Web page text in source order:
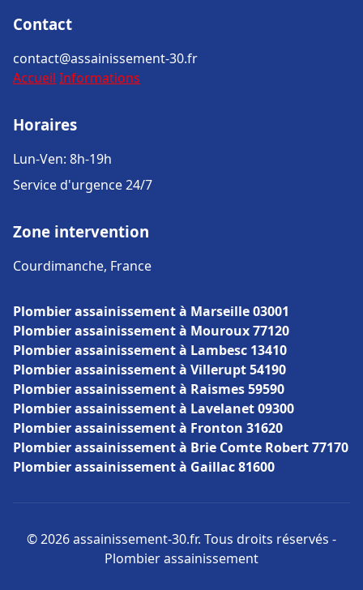
Contact
contact@assainissement-30.fr
Accueil Informations
Horaires
Lun-Ven: 8h-19h
Service d'urgence 24/7
Zone intervention
Courdimanche, France
Plombier assainissement à Marseille 03001
Plombier assainissement à Mouroux 77120
Plombier assainissement à Lambesc 13410
Plombier assainissement à Villerupt 54190
Plombier assainissement à Raismes 59590
Plombier assainissement à Lavelanet 09300
Plombier assainissement à Fronton 31620
Plombier assainissement à Brie Comte Robert 77170
Plombier assainissement à Gaillac 81600
© 2026 assainissement-30.fr. Tous droits réservés -
Plombier assainissement